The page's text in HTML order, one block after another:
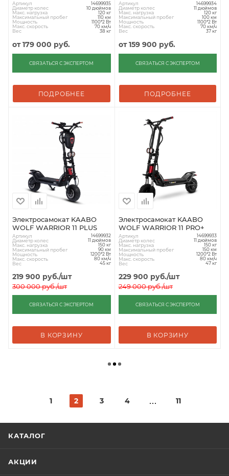
Артикул 14699935
Диаметр колес 10 дюймов
Макс. нагрузка 120 кг
Максимальный пробег 110 км
Мощность 1100*2 Вт
Макс. скорость 70 км/ч
Вес 38 кг
от179 000 руб.
СВЯЗАТЬСЯ С ЭКСПЕРТОМ
ПОДРОБНЕЕ
Артикул 14699934
Диаметр колес 11 дюймов
Макс. нагрузка 120 кг
Максимальный пробег 100 км
Мощность 1100*2 Вт
Макс. скорость 70 км/ч
Вес 37 кг
от159 900 руб.
СВЯЗАТЬСЯ С ЭКСПЕРТОМ
ПОДРОБНЕЕ
Электросамокат KAABO
WOLF WARRIOR 11 PLUS
Артикул 14699932
Диаметр колес 11 дюймов
Макс. нагрузка 150 кг
Максимальный пробег 90 км
Мощность 1200*2 Вт
Макс. скорость 80 км/ч
Вес 45 кг
219 900 руб./шт
300 000руб./шт
СВЯЗАТЬСЯ С ЭКСПЕРТОМ
В КОРЗИНУ
Электросамокат KAABO
WOLF WARRIOR 11 PRO+
Артикул 14699933
Диаметр колес 11 дюймов
Макс. нагрузка 150 кг
Максимальный пробег 150 км
Мощность 1200*2 Вт
Макс. скорость 80 км/ч
Вес 47 кг
229 900 руб./шт
249 000руб./шт
СВЯЗАТЬСЯ С ЭКСПЕРТОМ
В КОРЗИНУ
1 2 3 4 11
КАТАЛОГ
АКЦИИ